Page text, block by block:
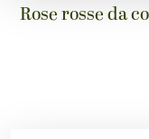
Rose rosse da